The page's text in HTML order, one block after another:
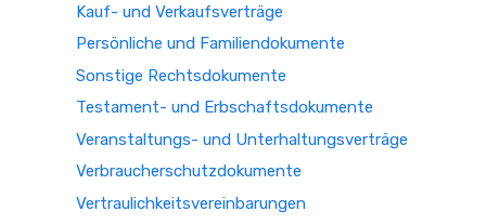
Kauf- und Verkaufsverträge
Persönliche und Familiendokumente
Sonstige Rechtsdokumente
Testament- und Erbschaftsdokumente
Veranstaltungs- und Unterhaltungsverträge
Verbraucherschutzdokumente
Vertraulichkeitsvereinbarungen